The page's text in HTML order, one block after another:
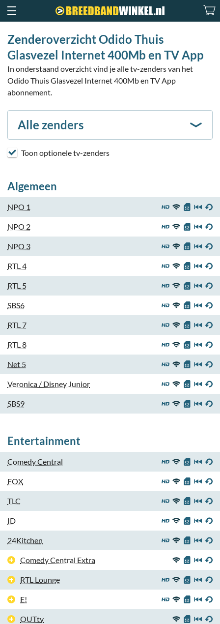
Zenderoverzicht Odido Thuis
Glasvezel Internet 400Mb en TV App
In onderstaand overzicht vind je alle tv-zenders van het
Odido Thuis Glasvezel Internet 400Mb en TV App
abonnement.
Alle zenders
Toon optionele tv-zenders
Algemeen
NPO 1
NPO 2
NPO 3
RTL 4
RTL 5
SBS6
RTL 7
RTL 8
Net 5
Veronica / Disney Junior
SBS9
Entertainment
Comedy Central
FOX
TLC
ID
24Kitchen
Comedy Central Extra
RTL Lounge
E!
OUTtv